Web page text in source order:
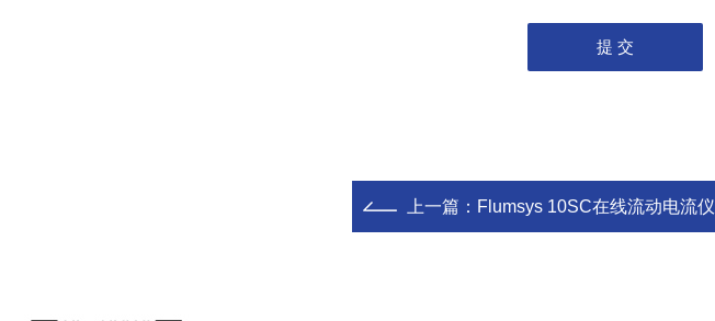
上一篇： Flumsys 10SC在线流动电流仪